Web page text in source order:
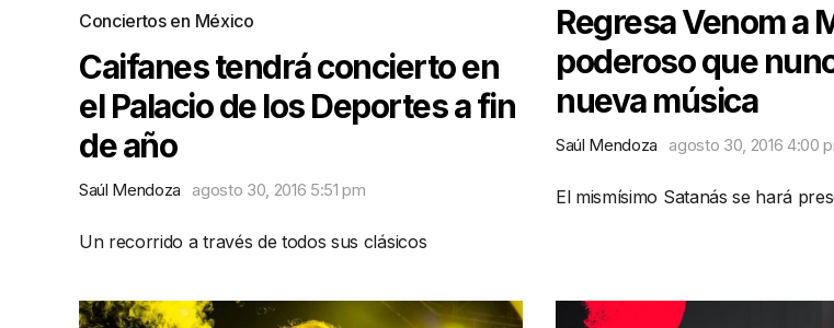
Conciertos en México
Caifanes tendrá concierto en
el Palacio de los Deportes a fin
de año
Saúl Mendoza agosto 30, 2016 5:51 pm
Un recorrido a través de todos sus clásicos
Regresa Venom a
poderoso que
nueva música
Saúl Mendoza agosto 30, 2016 4:00
El mismísimo Satanás se hará